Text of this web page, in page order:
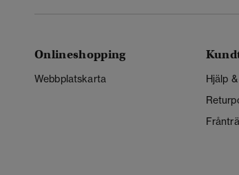
Onlineshopping
Webbplatskarta
Hjälp